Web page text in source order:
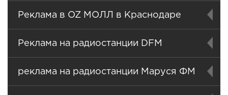
Реклама в OZ МОЛЛ в Краснодаре
Реклама на радиостанции DFM
реклама на радиостанции Маруся ФМ